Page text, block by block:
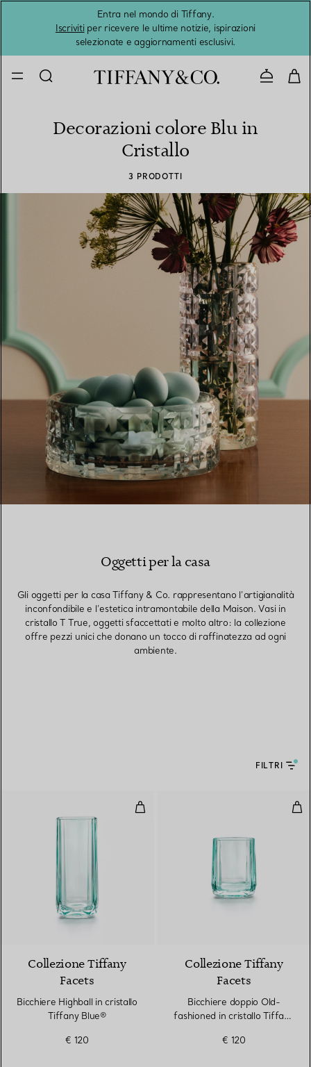
Entra nel mondo di Tiffany.
Iscrivitiper ricevere le ultime notizie, ispirazioni
selezionate e aggiornamenti esclusivi.
Decorazioni colore Blu in
Cristallo
3 PRODOTTI
Oggetti per la casa
Gli oggetti per la casa Tiffany & Co. rappresentano l’artigianalità
inconfondibile e l’estetica intramontabile della Maison. Vasi in
cristallo T True, oggetti sfaccettati e molto altro: la collezione
offre pezzi unici che donano un tocco di raffinatezza ad ogni
ambiente.
FILTRI
Bicchiere Highball in cristallo
Collezione Tiffany
Facets
Bicchiere Highball in cristallo
Tiffany Blue®
€ 120
Collezione Tiffany
Facets
Bicchiere doppio Old-
fashioned in cristallo Tiffany
€ 120